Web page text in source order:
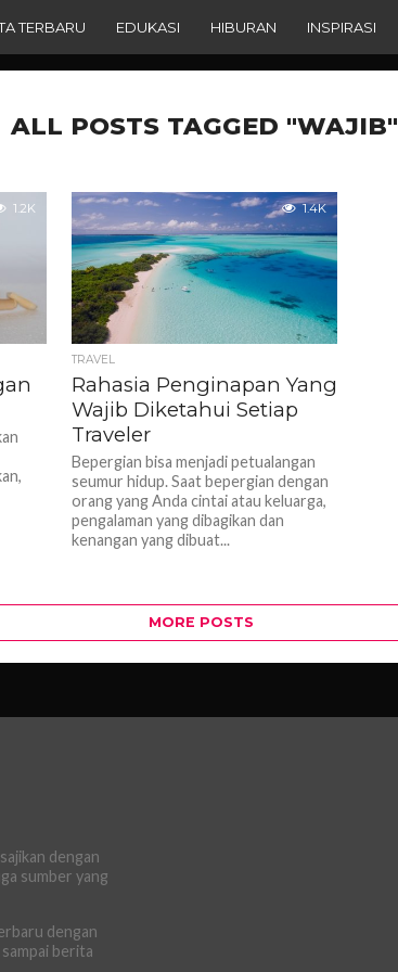
TERBARU EDUKASI HIBURAN INSPIRASI
ALL POSTS TAGGED "WAJIB"
1.2K 1.4K
TRAVEL
Rahasia Penginapan Yang
Wajib Diketahui Setiap
Traveler
Bepergian bisa menjadi petualangan
seumur hidup. Saat bepergian dengan
orang yang Anda cintai atau keluarga,
pengalaman yang dibagikan dan
kenangan yang dibuat...
MORE POSTS
dengan
sumber yang
dengan
berita